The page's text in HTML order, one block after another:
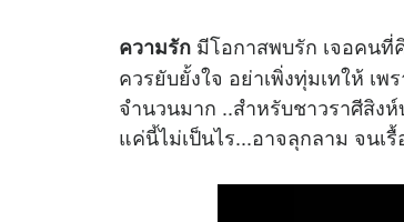
ความรัก มีโอกาสพบรัก เจอคนที่
ควรยับยั้งใจ อย่าเพิ่งทุ่มเทให้ เ
จำนวนมาก ..สำหรับชาวราศีสิง
แค่นี้ไม่เป็นไร...อาจลุกลาม จนเรื้